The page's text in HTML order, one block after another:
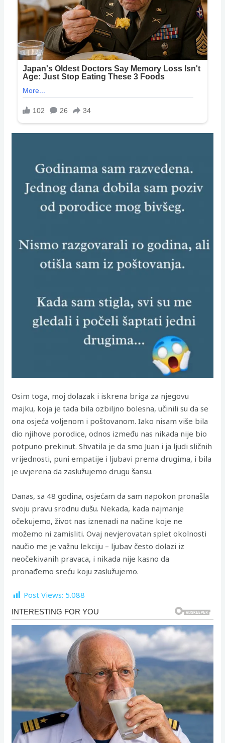
Osim toga, moj dolazak i iskrena briga za njegovu
majku, koja je tada bila ozbiljno bolesna, učinili su da se
ona osjeća voljenom i poštovanom. Iako nisam više bila
dio njihove porodice, odnos između nas nikada nije bio
potpuno prekinut. Shvatila je da smo Juan i ja ljudi sličnih
vrijednosti, puni empatije i ljubavi prema drugima, i bila
je uvjerena da zaslužujemo drugu šansu.
Danas, sa 48 godina, osjećam da sam napokon pronašla
svoju pravu srodnu dušu. Nekada, kada najmanje
očekujemo, život nas iznenadi na načine koje ne
možemo ni zamisliti. Ovaj nevjerovatan splet okolnosti
naučio me je važnu lekciju – ljubav često dolazi iz
neočekivanih pravaca, i nikada nije kasno da
pronađemo sreću koju zaslužujemo.
Post Views: 5.088